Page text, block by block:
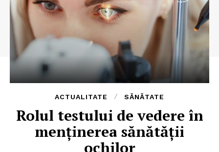
ACTUALITATE SĂNĂTATE
Rolul testului de vedere în
menținerea sănătății
ochilor